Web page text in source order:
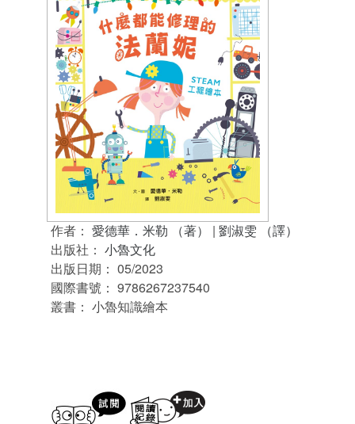
作者： 愛德華．米勒 （著） | 劉淑雯 （譯）
出版社： 小魯文化
出版日期： 05/2023
國際書號： 9786267237540
叢書： 小魯知識繪本
試閲